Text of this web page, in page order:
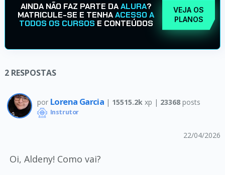
AINDA NÃO FAZ PARTE DAALURA?
MATRICULE-SE E TENHAACESSO A
TODOS OS CURSOS E CONTEÚDOS
VEJA OS
PLANOS
2 RESPOSTAS
por Lorena Garcia | 15515.2k xp | 23368posts
Instrutor
22/04/2026
Oi, Aldeny! Como vai?